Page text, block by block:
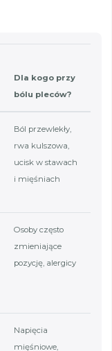
Dla kogo przy
bólu pleców?
Ból przewlekły,
rwa kulszowa,
ucisk w stawach
i mięśniach
Osoby często
zmieniające
pozycję, alergicy
Napięcia
mięśniowe,